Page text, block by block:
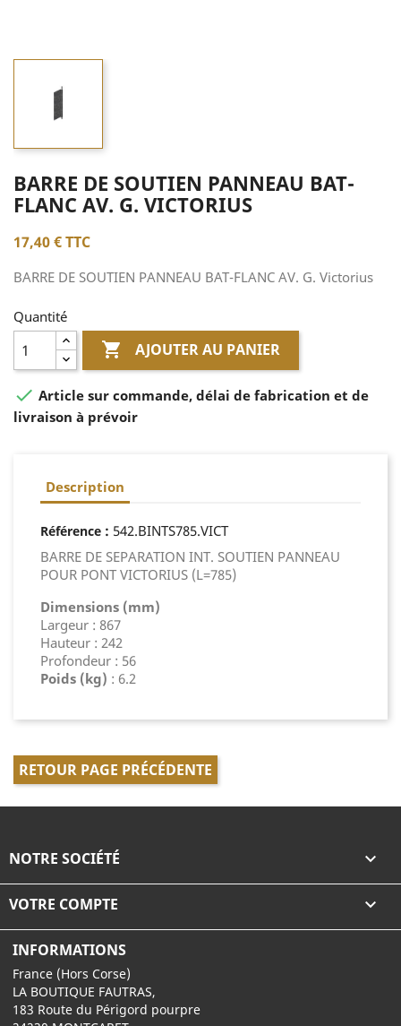
BARRE DE SOUTIEN PANNEAU BAT-
FLANC AV. G. VICTORIUS
17,40 €TTC
BARRE DE SOUTIEN PANNEAU BAT-FLANC AV. G. Victorius
Quantité
 AJOUTER AU PANIER
 Article sur commande, délai de fabrication et de
livraison à prévoir
Description
Référence : 542.BINTS785.VICT
BARRE DE SEPARATION INT. SOUTIEN PANNEAU
POUR PONT VICTORIUS (L=785)
Dimensions (mm)
Largeur : 867
Hauteur : 242
Profondeur : 56
Poids (kg) : 6.2
RETOUR PAGE PRÉCÉDENTE
NOTRE SOCIÉTÉ 
VOTRE COMPTE 
INFORMATIONS
France (Hors Corse)
LA BOUTIQUE FAUTRAS,
183 Route du Périgord pourpre